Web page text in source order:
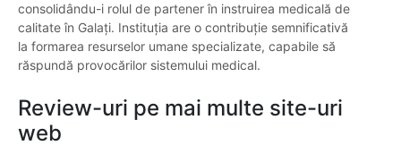
consolidându-i rolul de partener în instruirea medicală de
calitate în Galați. Instituția are o contribuție semnificativă
la formarea resurselor umane specializate, capabile să
răspundă provocărilor sistemului medical.
Review-uri pe mai multe site-uri
web